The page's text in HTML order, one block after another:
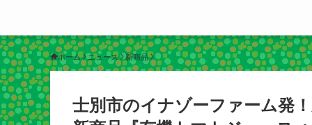
ホーム ニュース 新商品
士別市のイナゾーファーム発